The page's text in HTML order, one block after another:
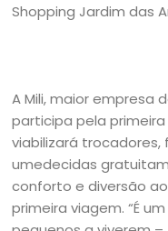
Shopping Jardim das
A Mili, maior empresa
participa pela primeira
viabilizará
umedecidas
conforto e diversão
primeira viagem. “É